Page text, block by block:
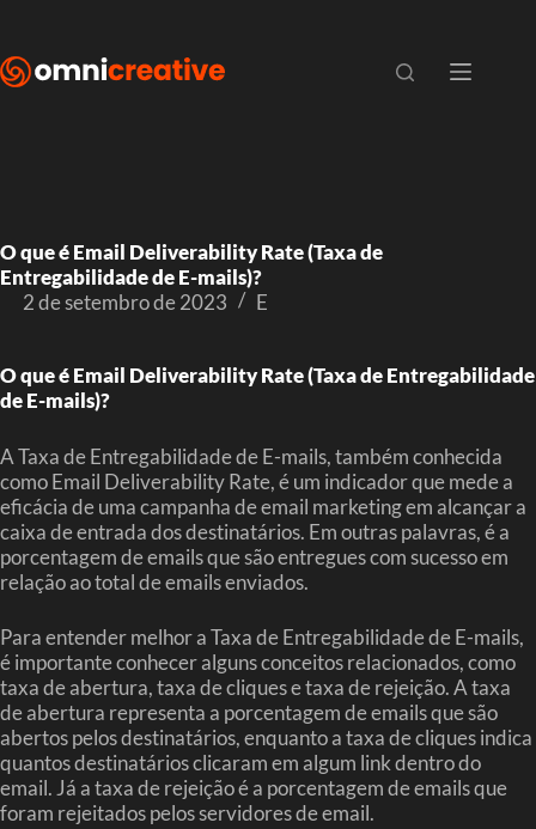
O que é Email Deliverability Rate (Taxa de
Entregabilidade de E-mails)?
2 de setembro de 2023
E
O que é Email Deliverability Rate (Taxa de Entregabilidade
de E-mails)?
A Taxa de Entregabilidade de E-mails, também conhecida
como Email Deliverability Rate, é um indicador que mede a
eficácia de uma campanha de email marketing em alcançar a
caixa de entrada dos destinatários. Em outras palavras, é a
porcentagem de emails que são entregues com sucesso em
relação ao total de emails enviados.
Para entender melhor a Taxa de Entregabilidade de E-mails,
é importante conhecer alguns conceitos relacionados, como
taxa de abertura, taxa de cliques e taxa de rejeição. A taxa
de abertura representa a porcentagem de emails que são
abertos pelos destinatários, enquanto a taxa de cliques indica
quantos destinatários clicaram em algum link dentro do
email. Já a taxa de rejeição é a porcentagem de emails que
foram rejeitados pelos servidores de email.